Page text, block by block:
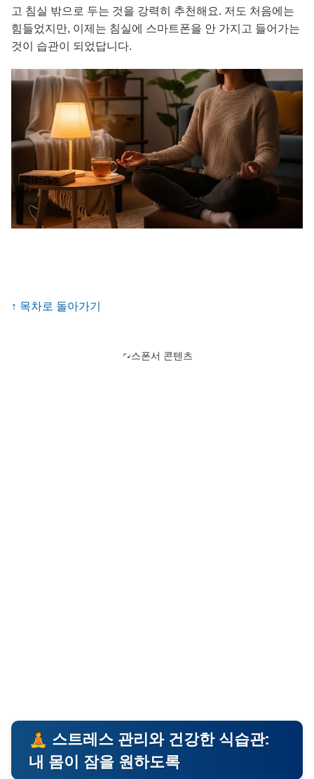
고 침실 밖으로 두는 것을 강력히 추천해요. 저도 처음에는
힘들었지만, 이제는 침실에 스마트폰을 안 가지고 들어가는
것이 습관이 되었답니다.
↑ 목차로 돌아가기
스폰서 콘텐츠
🧘 스트레스 관리와 건강한 식습관:
내 몸이 잠을 원하도록